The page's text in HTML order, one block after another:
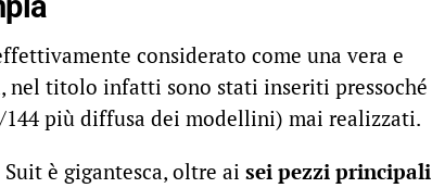
considerato come una vera e
nel titolo infatti sono stati inseriti pressoché
144 più diffusa dei modellini) mai realizzati.
è gigantesca, oltre ai sei pezzi principali